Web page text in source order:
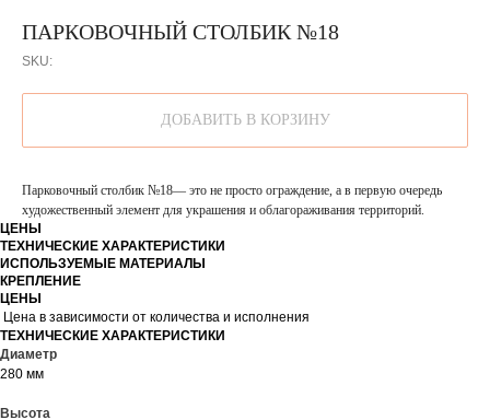
ПАРКОВОЧНЫЙ СТОЛБИК №18
SKU:
ДОБАВИТЬ В КОРЗИНУ
Парковочный столбик №18— это не просто ограждение, а в первую очередь
художественный элемент для украшения и облагораживания территорий.
ЦЕНЫ
ТЕХНИЧЕСКИЕ ХАРАКТЕРИСТИКИ
ИСПОЛЬЗУЕМЫЕ МАТЕРИАЛЫ
КРЕПЛЕНИЕ
ЦЕНЫ
Цена в зависимости от количества и исполнения
ТЕХНИЧЕСКИЕ ХАРАКТЕРИСТИКИ
Диаметр
280 мм
Высота